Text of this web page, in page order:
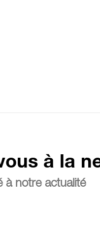
à la
à notre actualité